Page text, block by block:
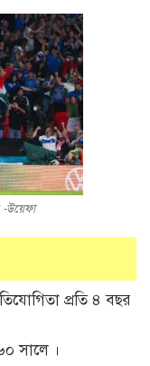
-উয়েফা
প্রতি ৪ বছর
সালে ।